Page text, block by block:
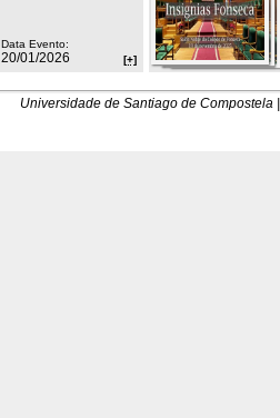
Data Evento:
20/01/2026 [+]
Universidade de Santiago de